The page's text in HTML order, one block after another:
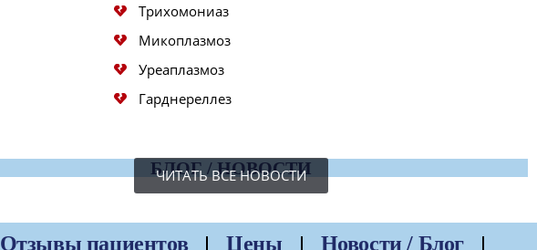
Трихомониаз
Микоплазмоз
Уреаплазмоз
Гарднереллез
БЛОГ / НОВОСТИ
ЧИТАТЬ ВСЕ НОВОСТИ
Отзывы пациентов Цены Новости / Блог